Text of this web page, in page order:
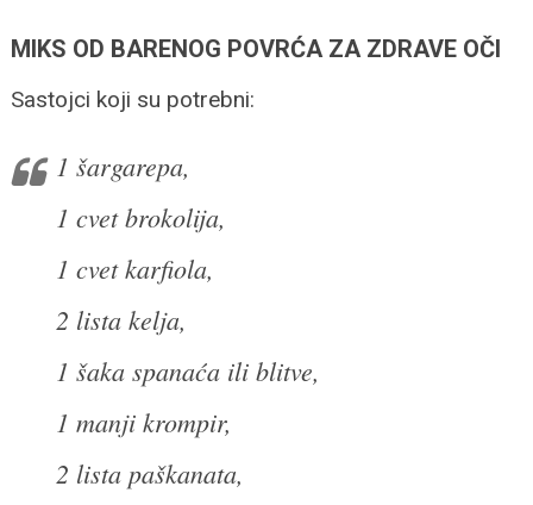
MIKS OD BARENOG POVRĆA ZA ZDRAVE OČI
Sastojci koji su potrebni:
1 šargarepa,
1 cvet brokolija,
1 cvet karfiola,
2 lista kelja,
1 šaka spanaća ili blitve,
1 manji krompir,
2 lista paškanata,